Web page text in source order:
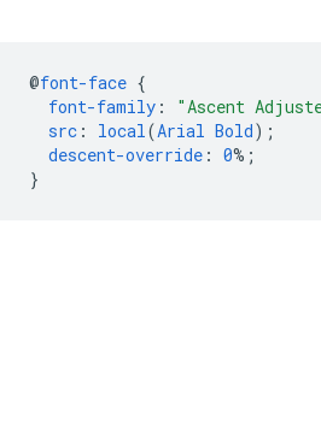
@font-face {
font-family : "Ascent
src : local (Arial Bold);
descent-override : 0%;
}